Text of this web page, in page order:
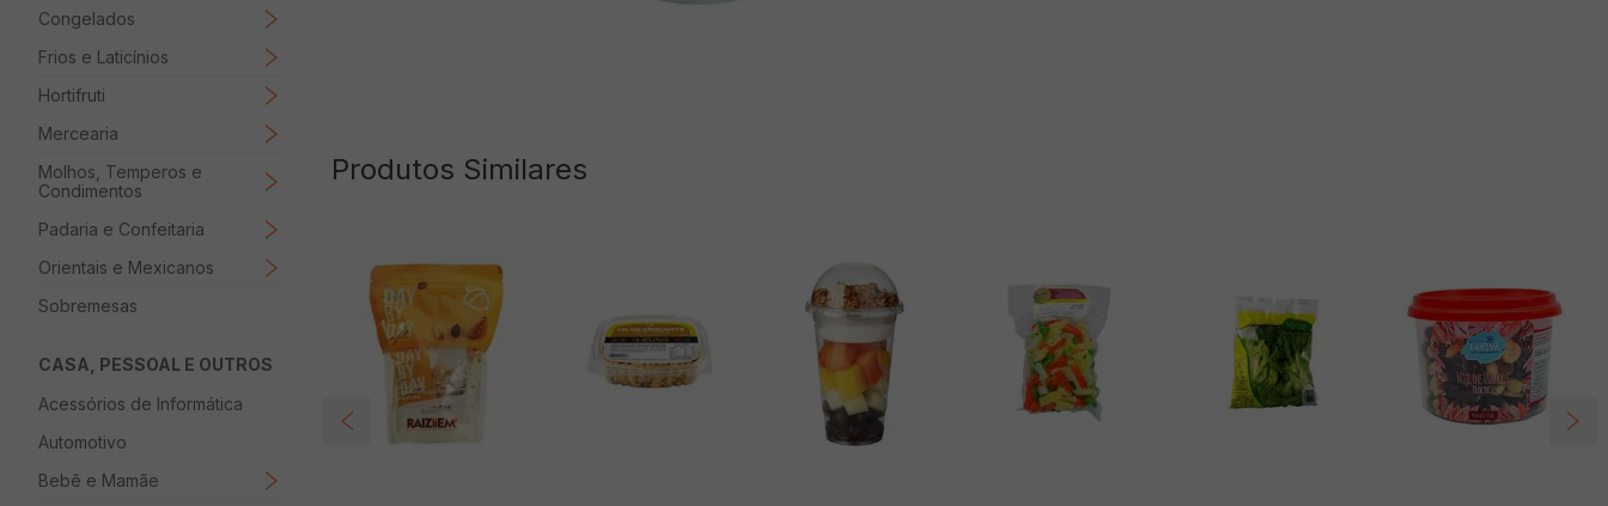
Congelados
Frios e Laticínios
Hortifruti
Mercearia
Molhos, Temperos e
Condimentos
Padaria e Confeitaria
Orientais e Mexicanos
Sobremesas
CASA, PESSOAL E OUTROS
Acessórios de Informática
Automotivo
Bebê e Mamãe
Produtos Similares